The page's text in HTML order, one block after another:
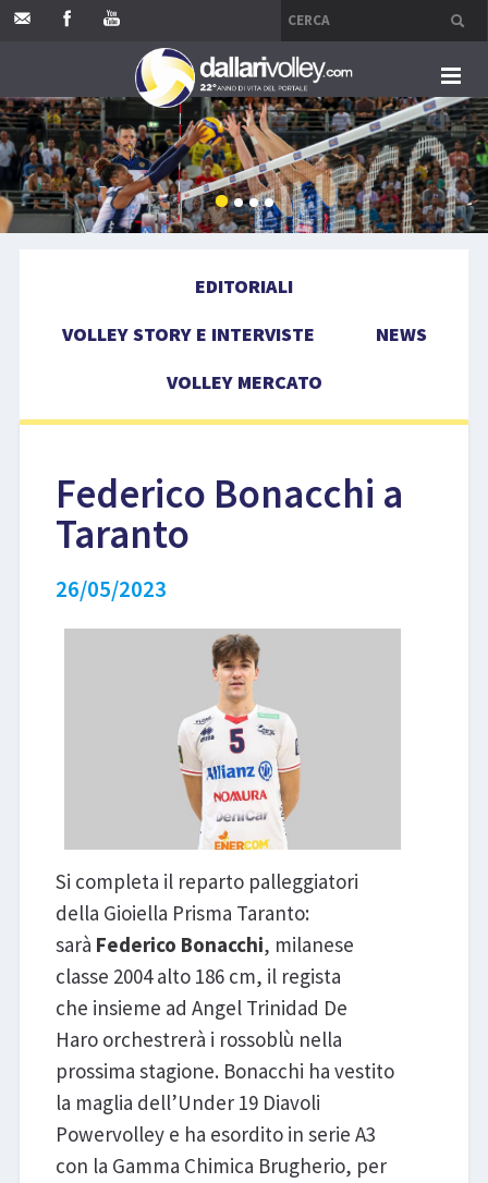
HOME
EDITORIALI
VOLLEY MERCATO
COMPETIZIONI
EVENTI
EDITORIALI
VOLLEY STORY E INTERVISTE
NEWS
VOLLEY MERCATO
Federico Bonacchi a
Taranto
26/05/2023
Si completa il reparto palleggiatori
della Gioiella Prisma Taranto:
sarà Federico Bonacchi, milanese
classe 2004 alto 186 cm, il regista
che insieme ad Angel Trinidad De
Haro orchestrerà i rossoblù nella
prossima stagione. Bonacchi ha vestito
la maglia dell’Under 19 Diavoli
Powervolley e ha esordito in serie A3
con la Gamma Chimica Brugherio, per